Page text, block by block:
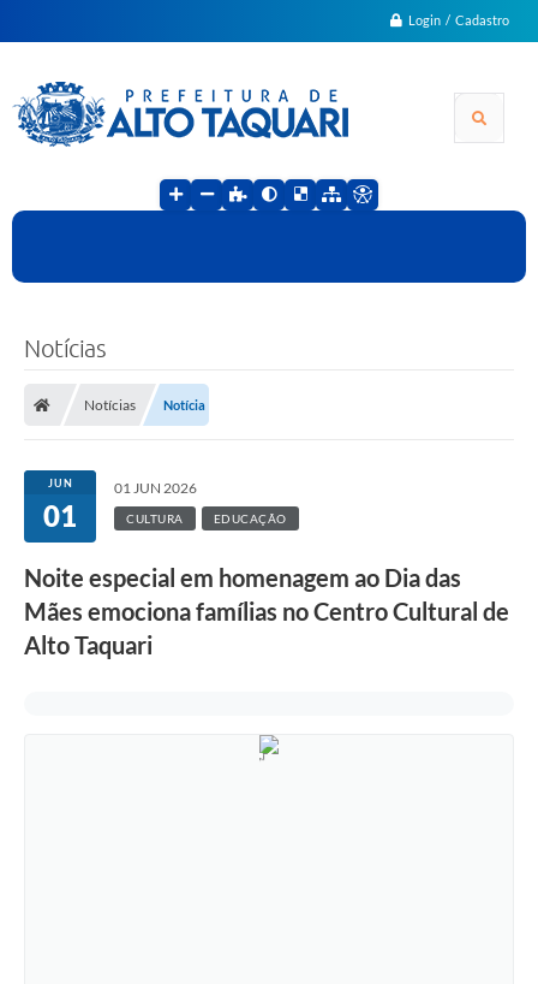
Login / Cadastro
Notícias
Notícias Notícia
JUN
01
01 JUN 2026
CULTURA EDUCAÇÃO
Noite especial em homenagem ao Dia das
Mães emociona famílias no Centro Cultural de
Alto Taquari